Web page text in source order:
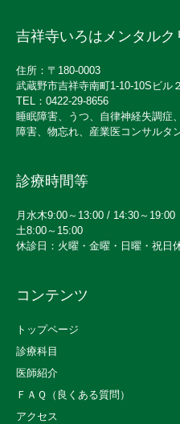
吉祥寺いろはメンタルク
住所：〒180-0003
武蔵野市吉祥寺南町1-10-10Sビル
TEL：0422-29-8656
睡眠障害、うつ、自律神経失調症
障害、物忘れ、産業医コンサルタ
診療時間等
月水木9:00～13:00 / 14:30～19:00
土8:00～15:00
休診日：火曜・金曜・日曜・祝日
コンテンツ
トップページ
診療科目
医師紹介
ＦＡＱ（良くある質問）
アクセス